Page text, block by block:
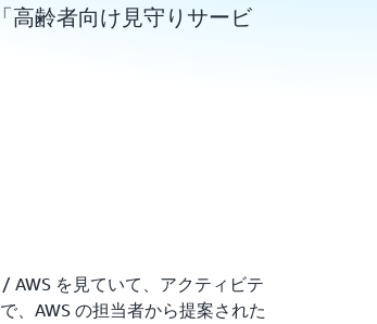
高齢者向け見守りサービ
AWS を見ていて、アクティビテ
、AWS の担当者から提案された